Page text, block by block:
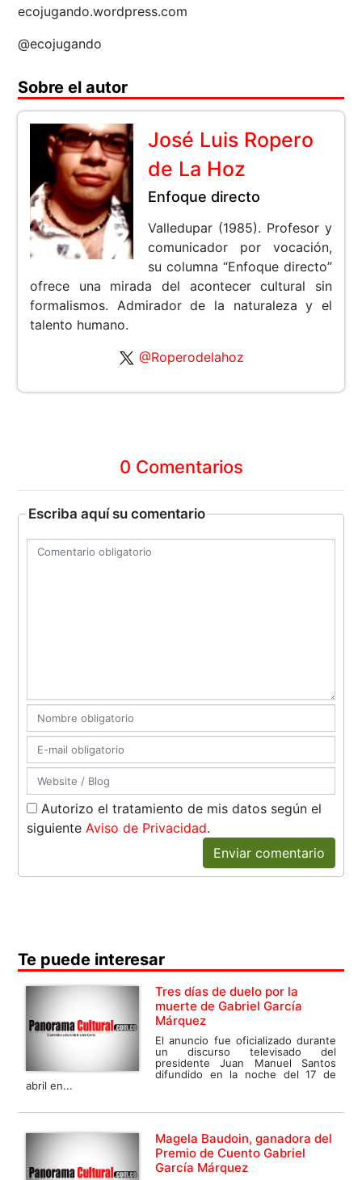
ecojugando.wordpress.com
@ecojugando
Sobre el autor
José Luis Ropero
de La Hoz
Enfoque directo
Valledupar (1985). Profesor y
comunicador por vocación,
su columna “Enfoque directo”
ofrece una mirada del acontecer cultural sin
formalismos. Admirador de la naturaleza y el
talento humano.
@Roperodelahoz
0 Comentarios
Escriba aquí su comentario
Autorizo el tratamiento de mis datos según el
siguienteAviso de Privacidad.
Enviar comentario
Te puede interesar
Tres días de duelo por la
muerte de Gabriel García
Márquez
El anuncio fue oficializado durante
un discurso televisado del
presidente Juan Manuel Santos
difundido en la noche del 17 de
abril en...
Magela Baudoin, ganadora del
Premio de Cuento Gabriel
García Márquez